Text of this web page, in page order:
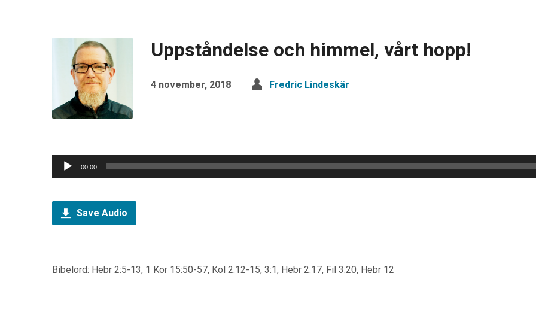
Uppståndelse och himmel, vårt hopp!
4 november, 2018 Fredric Lindeskär
Ljudspelare
00:00
Save Audio
Bibelord: Hebr 2:5-13, 1 Kor 15:50-57, Kol 2:12-15, 3:1, Hebr 2:17, Fil 3:20, Hebr 12